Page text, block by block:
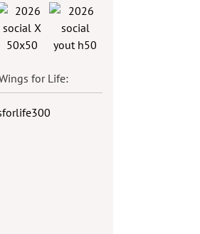
for Life: